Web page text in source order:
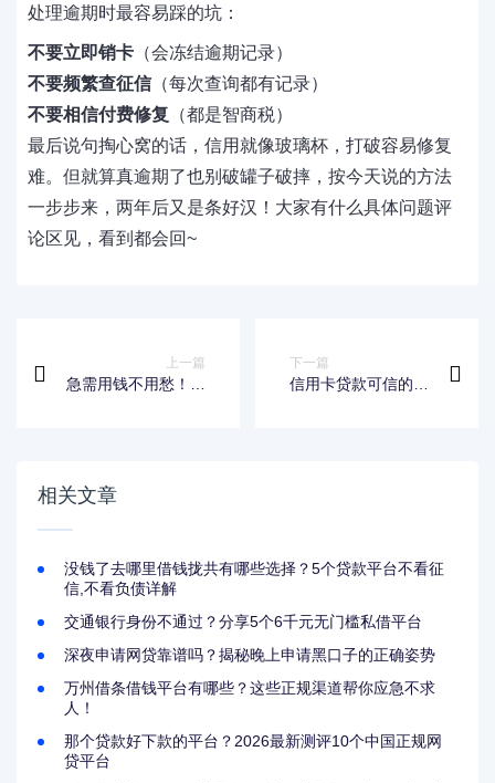
处理逾期时最容易踩的坑：
不要立即销卡 （会冻结逾期记录）
不要频繁查征信（每次查询都有记录）
不要相信付费修复 （都是智商税）
最后说句掏心窝的话，信用就像玻璃杯，打破容易修复
难。但就算真逾期了也别破罐子破摔，按今天说的方法
一步步来，两年后又是条好汉！大家有什么具体问题评
论区见，看到都会回~
上一篇
急需用钱不用愁！这
下一篇
信用卡贷款可信的口
相关文章
没钱了去哪里借钱拢共有哪些选择？5个贷款平台不看征
信,不看负债详解
交通银行身份不通过？分享5个6千元无门槛私借平台
深夜申请网贷靠谱吗？揭秘晚上申请黑口子的正确姿势
万州借条借钱平台有哪些？这些正规渠道帮你应急不求
人！
那个贷款好下款的平台？2026最新测评10个中国正规网
贷平台